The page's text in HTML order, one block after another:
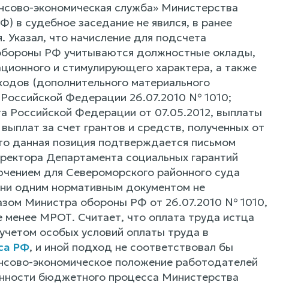
экономическая служба» Министерства
судебное заседание не явился, в ранее
Указал, что начисление для подсчета
РФ учитываются должностные оклады,
и стимулирующего характера, а также
(дополнительного материального
Федерации 26.07.2010 № 1010;
Российской Федерации от 07.05.2012, выплаты
за счет грантов и средств, полученных от
данная позиция подтверждается письмом
Департамента социальных гарантий
для Североморского районного суда
одним нормативным документом не
Министра обороны РФ от 26.07.2010 № 1010,
МРОТ. Считает, что оплата труда истца
особых условий оплаты труда в
РФ, и иной подход не соответствовал бы
экономическое положение работодателей
бюджетного процесса Министерства